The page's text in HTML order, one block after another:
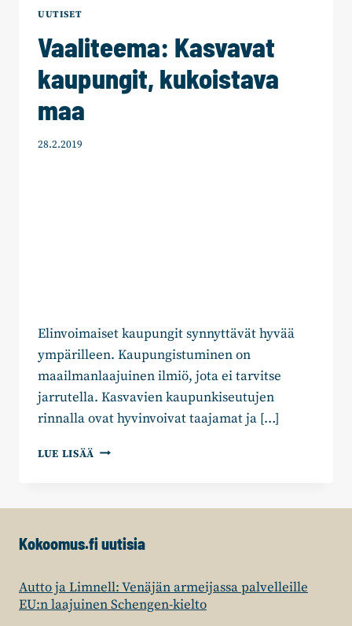
UUTISET
Vaaliteema: Kasvavat
kaupungit, kukoistava
maa
28.2.2019
Elinvoimaiset kaupungit synnyttävät hyvää
ympärilleen. Kaupungistuminen on
maailmanlaajuinen ilmiö, jota ei tarvitse
jarrutella. Kasvavien kaupunkiseutujen
rinnalla ovat hyvinvoivat taajamat ja […]
LUE LISÄÄ VAALITEEMA:
Kokoomus.fi uutisia
Autto ja Limnell: Venäjän armeijassa palvelleille
EU:n laajuinen Schengen-kielto